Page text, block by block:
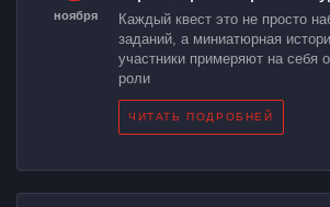
ноября
Каждый квест это не просто
заданий, а миниатюрная
участники примеряют на себя
роли
ЧИТАТЬ ПОДРОБНЕЙ